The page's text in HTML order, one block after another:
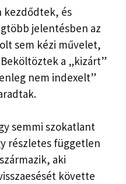
kezdődtek, és
jelentésben az
sem kézi művelet,
a „kizárt”
nem indexelt”
semmi szokatlant
részletes független
aki
követte